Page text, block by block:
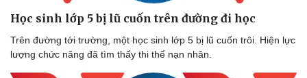
Học sinh lớp 5 bị lũ cuốn trên đường đi học
Trên đường tới trường, một học sinh lớp 5 bị lũ cuốn trôi. Hiện lực
lượng chức năng đã tìm thấy thi thể nạn nhân.